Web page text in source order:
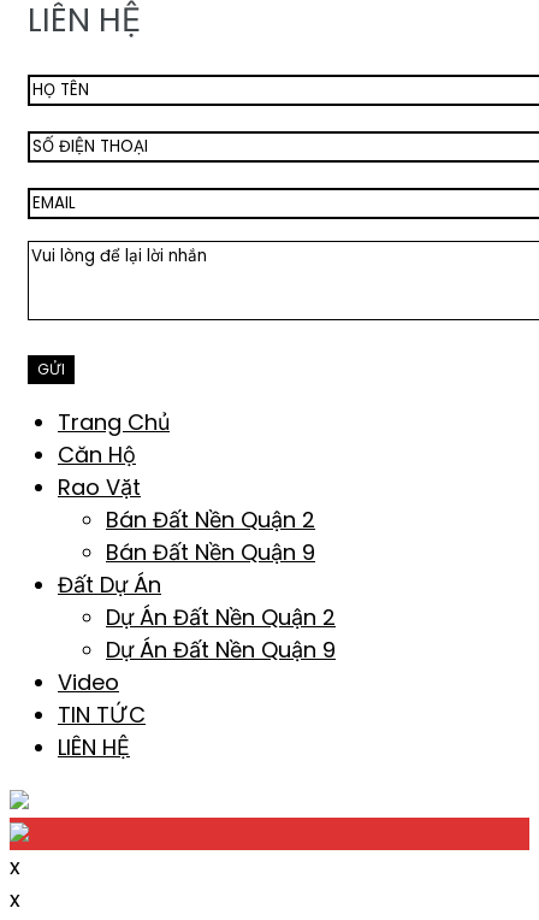
LIÊN HỆ
Trang Chủ
Căn Hộ
Rao Vặt
Bán Đất Nền Quận 2
Bán Đất Nền Quận 9
Đất Dự Án
Dự Án Đất Nền Quận 2
Dự Án Đất Nền Quận 9
Video
TIN TỨC
LIÊN HỆ
x
x